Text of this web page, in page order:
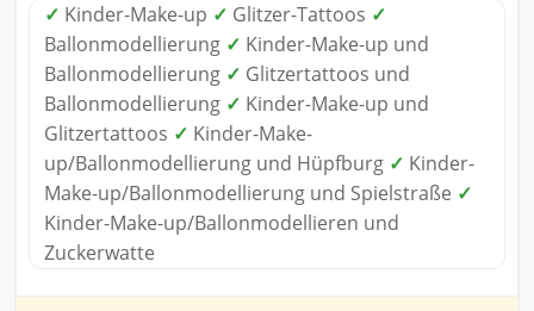
✓ Kinder-Make-up ✓ Glitzer-Tattoos ✓
Ballonmodellierung ✓ Kinder-Make-up und
Ballonmodellierung ✓ Glitzertattoos und
Ballonmodellierung ✓ Kinder-Make-up und
Glitzertattoos ✓ Kinder-Make-
up/Ballonmodellierung und Hüpfburg ✓ Kinder-
Make-up/Ballonmodellierung und Spielstraße ✓
Kinder-Make-up/Ballonmodellieren und
Zuckerwatte